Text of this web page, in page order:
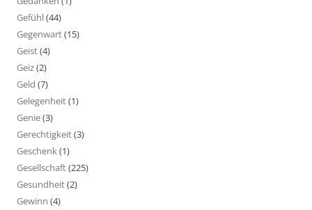
Gefühl(44)
Gegenwart(15)
Geist(4)
Geiz(2)
Geld (7)
Gelegenheit(1)
Genie(3)
Gerechtigkeit(3)
Geschenk(1)
Gesellschaft(225)
Gesundheit(2)
Gewinn (4)